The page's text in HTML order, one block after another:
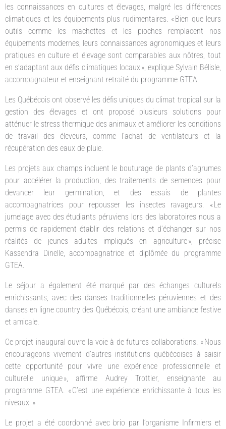
les connaissances en cultures et élevages, malgré les différences
climatiques et les équipements plus rudimentaires. « Bien que leurs
outils comme les machettes et les pioches remplacent nos
équipements modernes, leurs connaissances agronomiques et leurs
pratiques en culture et élevage sont comparables aux nôtres, tout
en s’adaptant aux défis climatiques locaux », explique Sylvain Bélisle,
accompagnateur et enseignant retraité du programme GTEA.
Les Québécois ont observé les défis uniques du climat tropical sur la
gestion des élevages et ont proposé plusieurs solutions pour
atténuer le stress thermique des animaux et améliorer les conditions
de travail des éleveurs, comme l’achat de ventilateurs et la
récupération des eaux de pluie.
Les projets aux champs incluent le bouturage de plants d’agrumes
pour accélérer la production, des traitements de semences pour
devancer leur germination, et des essais de plantes
accompagnatrices pour repousser les insectes ravageurs. « Le
jumelage avec des étudiants péruviens lors des laboratoires nous a
permis de rapidement établir des relations et d’échanger sur nos
réalités de jeunes adultes impliqués en agriculture », précise
Kassendra Dinelle, accompagnatrice et diplômée du programme
GTEA.
Le séjour a également été marqué par des échanges culturels
enrichissants, avec des danses traditionnelles péruviennes et des
danses en ligne country des Québécois, créant une ambiance festive
et amicale.
Ce projet inaugural ouvre la voie à de futures collaborations. « Nous
encourageons vivement d’autres institutions québécoises à saisir
cette opportunité pour vivre une expérience professionnelle et
culturelle unique », affirme Audrey Trottier, enseignante au
programme GTEA. « C’est une expérience enrichissante à tous les
niveaux. »
Le projet a été coordonné avec brio par l’organisme Infirmiers et